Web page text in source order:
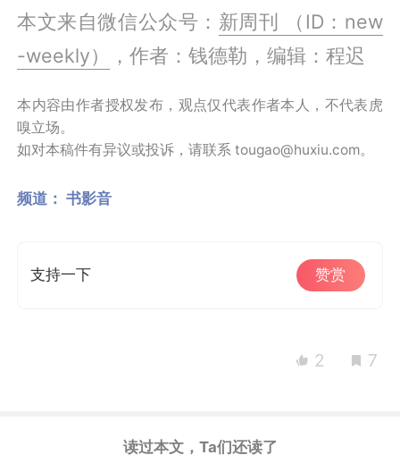
本文来自微信公众号： 新周刊 （ID：new
-weekly）
，作者：钱德勒，编辑：程迟
本内容由作者授权发布，观点仅代表作者本人，不代表虎
嗅立场。
如对本稿件有异议或投诉，请联系 tougao@huxiu.com。
频道： 书影音
支持一下 赞赏
2 7
读过本文，Ta们还读了